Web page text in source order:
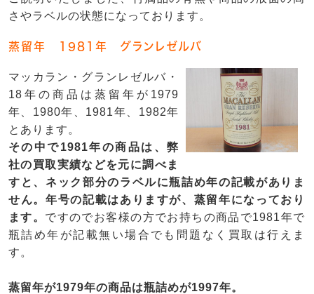
さやラベルの状態になっております。
蒸留年 1981年 グランレゼルバ
マッカラン・グランレゼルバ・
18年の商品は蒸留年が1979
年、1980年、1981年、1982年
とあります。
その中で1981年の商品は、弊
社の買取実績などを元に調べま
すと、ネック部分のラベルに瓶詰め年の記載がありま
せん。年号の記載はありますが、蒸留年になっており
ます。 ですのでお客様の方でお持ちの商品で1981年で
瓶詰め年が記載無い場合でも問題なく買取は行えま
す。
蒸留年が1979年の商品は瓶詰めが1997年。